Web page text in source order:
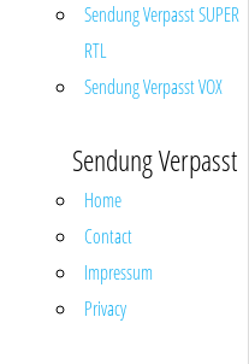
Sendung Verpasst SUPER
RTL
Sendung Verpasst VOX
Sendung Verpasst
Home
Contact
Impressum
Privacy